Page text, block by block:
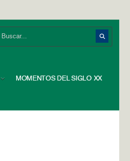
MOMENTOS DEL SIGLO XX